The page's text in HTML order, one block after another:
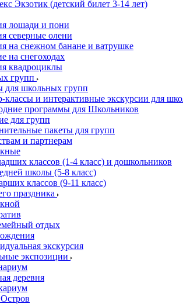
Экзотик (детский билет 3-14 лет)
лошади и пони
северные олени
на снежном банане и ватрушке
на снегоходах
квадроциклы
групп
для школьных групп
классы и интерактивные экскурсии для
программы для Школьников
для групп
пакеты для групп
и партнерам
классов (1-4 класс) и дошкольников
школы (5-8 класс)
классов (9-11 класс)
праздника
отдых
экскурсия
экспозиции
деревня